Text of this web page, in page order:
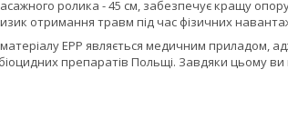
ролика -45 см, забезпечує кращу
отримання травм під час фізичних
EPP являється медичним приладом,
препаратів Польщі. Завдяки цьому